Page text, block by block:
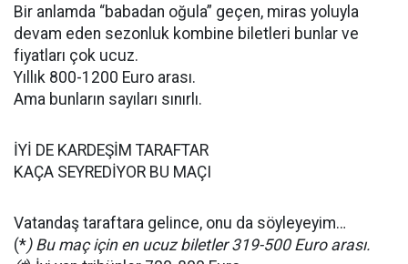
Bir anlamda “babadan oğula” geçen, miras yoluyla
devam eden sezonluk kombine biletleri bunlar ve
fiyatları çok ucuz.
Yıllık 800-1200 Euro arası.
Ama bunların sayıları sınırlı.
İYİ DE KARDEŞİM TARAFTAR
KAÇA SEYREDİYOR BU MAÇI
Vatandaş taraftara gelince, onu da söyleyeyim…
(*) Bu maç için en ucuz biletler 319-500 Euro arası.